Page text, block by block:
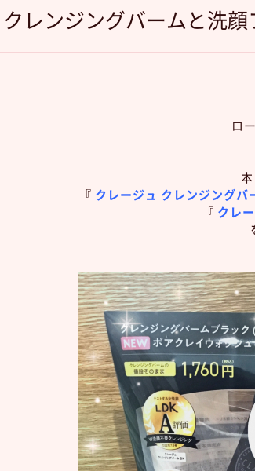
クレンジングバームと洗
ロ
『 クレージュ クレンジング
『 クレ